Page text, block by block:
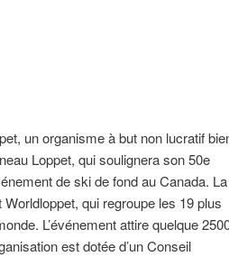
un organisme à but non lucratif
Loppet, qui soulignera son 50e
de ski de fond au Canada. La
qui regroupe les 19 plus
L’événement attire quelque
est dotée d’un Conseil